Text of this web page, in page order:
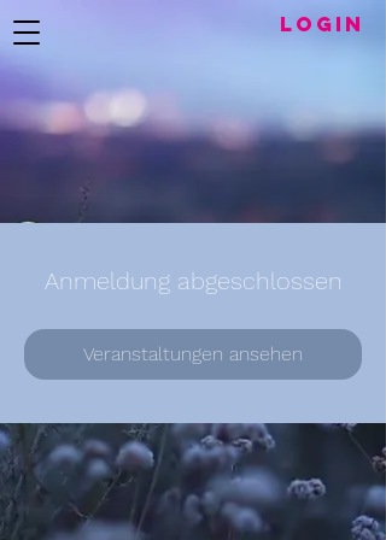
LogIN
Anmeldung abgeschlossen
Veranstaltungen ansehen